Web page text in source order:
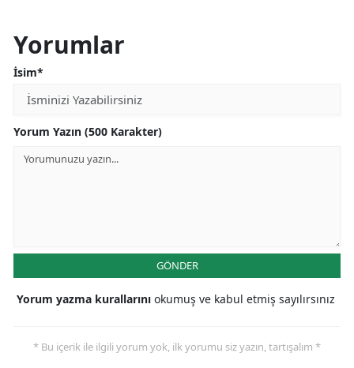
Yorumlar
İsim*
Yorum Yazın (500 Karakter)
GÖNDER
Yorum yazma kurallarını okumuş ve kabul etmiş sayılırsınız
* Bu içerik ile ilgili yorum yok, ilk yorumu siz yazın, tartışalım *